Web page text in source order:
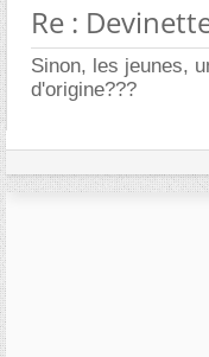
Re :
Sinon, les jeunes,
d'origine???